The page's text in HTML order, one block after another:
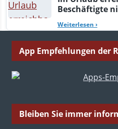
Beschäftigte
Weiterlesen ›
App Empfehlungen der
Bleiben Sie immer